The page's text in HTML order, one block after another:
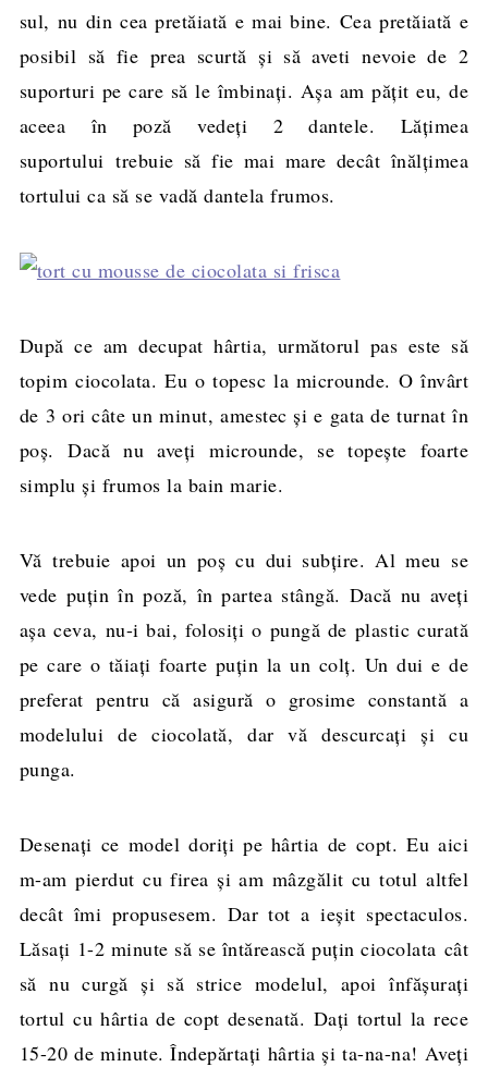
sul, nu din cea pretăiată e mai bine. Cea pretăiată e
posibil să fie prea scurtă şi să aveti nevoie de 2
suporturi pe care să le îmbinaţi. Aşa am păţit eu, de
aceea în poză vedeţi 2 dantele. Lăţimea
suportului trebuie să fie mai mare decât înălţimea
tortului ca să se vadă dantela frumos.
După ce am decupat hârtia, următorul pas este să
topim ciocolata. Eu o topesc la microunde. O învârt
de 3 ori câte un minut, amestec şi e gata de turnat în
poş. Dacă nu aveţi microunde, se topeşte foarte
simplu şi frumos la bain marie.
Vă trebuie apoi un poş cu dui subţire. Al meu se
vede puţin în poză, în partea stângă. Dacă nu aveţi
aşa ceva, nu-i bai, folosiţi o pungă de plastic curată
pe care o tăiaţi foarte puţin la un colţ. Un dui e de
preferat pentru că asigură o grosime constantă a
modelului de ciocolată, dar vă descurcaţi şi cu
punga.
Desenaţi ce model doriţi pe hârtia de copt. Eu aici
m-am pierdut cu firea şi am mâzgălit cu totul altfel
decât îmi propusesem. Dar tot a ieşit spectaculos.
Lăsaţi 1-2 minute să se întărească puţin ciocolata cât
să nu curgă și să strice modelul, apoi înfăşuraţi
tortul cu hârtia de copt desenată. Daţi tortul la rece
15-20 de minute. Îndepărtaţi hârtia şi ta-na-na! Aveţi